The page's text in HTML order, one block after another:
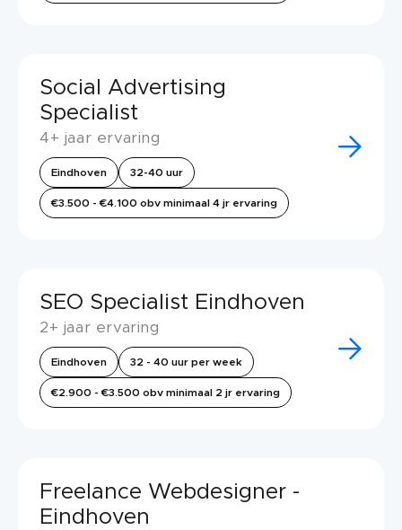
Social Advertising
Specialist
4+ jaar ervaring
Eindhoven 32-40 uur
€3.500 - €4.100 obv minimaal 4 jr ervaring
SEO Specialist Eindhoven
2+ jaar ervaring
Eindhoven 32 - 40 uur per week
€2.900 - €3.500 obv minimaal 2 jr ervaring
Freelance Webdesigner -
Eindhoven